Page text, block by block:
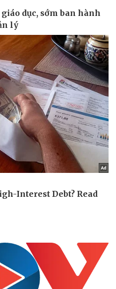
Đời sống
Nhà đẹp
Blog
Tình yêu - Gia đình